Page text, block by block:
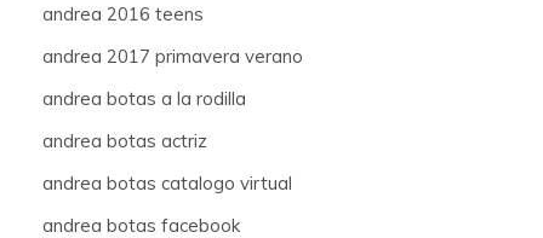
andrea 2016 teens
andrea 2017 primavera verano
andrea botas a la rodilla
andrea botas actriz
andrea botas catalogo virtual
andrea botas facebook